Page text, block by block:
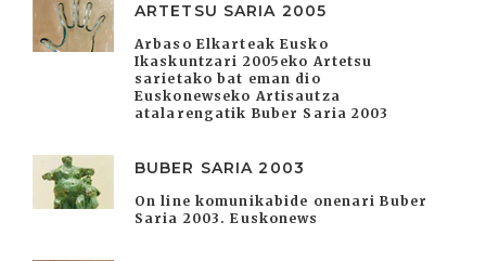
ARTETSU SARIA 2005
Arbaso Elkarteak Eusko
Ikaskuntzari 2005eko Artetsu
sarietako bat eman dio
Euskonewseko Artisautza
atalarengatik Buber Saria 2003
BUBER SARIA 2003
On line komunikabide onenari Buber
Saria 2003. Euskonews